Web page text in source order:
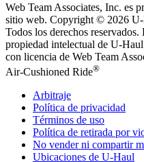
Web Team Associates, Inc. es
sitio web. Copyright © 2026
Todos los derechos reservados.
propiedad intelectual de U-Haul
con licencia de Web Team
Air-Cushioned Ride®
Arbitraje
Política de privacidad
Términos de uso
Política de retirada por
No vender ni compartir
Ubicaciones de U-Haul